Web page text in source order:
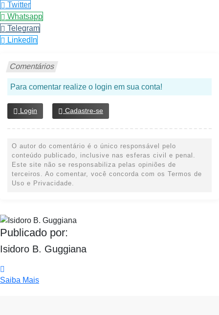
Twitter
Whatsapp
Telegram
LinkedIn
Comentários
Para comentar realize o login em sua conta!
Login Cadastre-se
O autor do comentário é o único responsável pelo
conteúdo publicado, inclusive nas esferas civil e penal.
Este site não se responsabiliza pelas opiniões de
terceiros. Ao comentar, você concorda com os Termos de
Uso e Privacidade.
Publicado por:
Isidoro B. Guggiana
Saiba Mais